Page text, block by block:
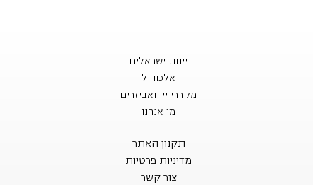
יינות ישראלים
אלכוהול
מקררי יין ואביזרים
מי אנחנו
תקנון האתר
מדיניות פרטיות
צור קשר